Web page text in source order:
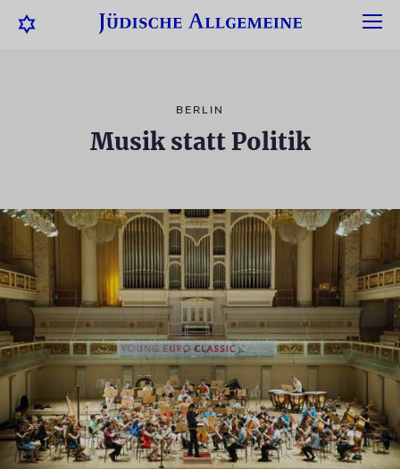
BERLIN
Musik statt Politik